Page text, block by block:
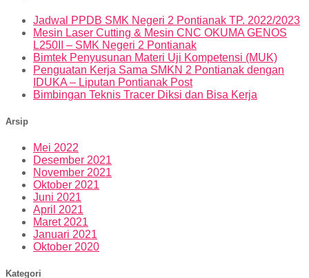
Jadwal PPDB SMK Negeri 2 Pontianak TP. 2022/2023
Mesin Laser Cutting & Mesin CNC OKUMA GENOS
L250II – SMK Negeri 2 Pontianak
Bimtek Penyusunan Materi Uji Kompetensi (MUK)
Penguatan Kerja Sama SMKN 2 Pontianak dengan
IDUKA – Liputan Pontianak Post
Bimbingan Teknis Tracer Diksi dan Bisa Kerja
Arsip
Mei 2022
Desember 2021
November 2021
Oktober 2021
Juni 2021
April 2021
Maret 2021
Januari 2021
Oktober 2020
Kategori